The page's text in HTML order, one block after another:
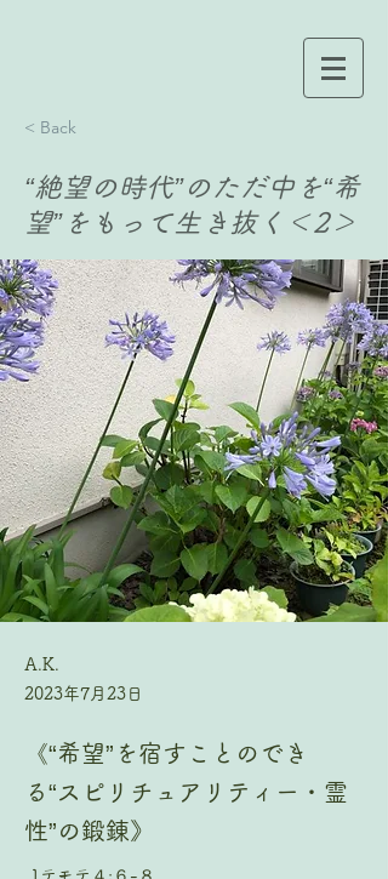
< Back
“絶望の時代”のただ中を“希
望”をもって生き抜く＜2＞
A.K.
2023年7月23日
《“希望”を宿すことのでき
る“スピリチュアリティー・霊
性”の鍛錬》
1テモテ４:６-８